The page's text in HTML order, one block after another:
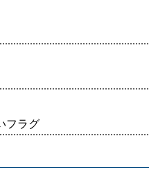
フラグ